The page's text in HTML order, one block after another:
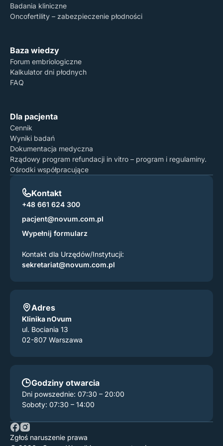
Polityka Prywatności
Badania kliniczne
Oncofertility – zabezpieczenie płodności
Baza wiedzy
Forum embriologiczne
Kalkulator dni płodnych
FAQ
Dla pacjenta
Cennik
Wyniki badań
Dokumentacja medyczna
Rządowy program refundacji in vitro – program i regulaminy.
Ośrodki współpracujące
Kontakt
+48 661 624 300
pacjent@novum.com.pl
Wypełnij formularz
Kontakt dla Urzędów/Instytucji:
sekretariat@novum.com.pl
Adres
Klinika nOvum
ul. Bociania 13
02-807 Warszawa
Godziny otwarcia
Dni powszednie: 07:30 – 20:00
Soboty: 07:30 – 14:00
Zgłoś naruszenie prawa